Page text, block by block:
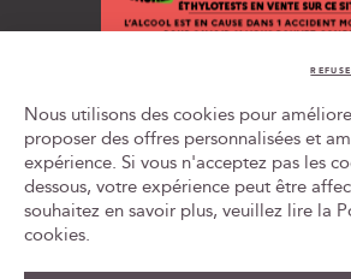
n
r
e
n
e
w
s
CONSOMMER AVEC
Nous utilisons des cookies pour
proposer des offres personnalisées et
expérience. Si vous n'acceptez pas les
dessous, votre expérience peut être
souhaitez en savoir plus, veuillez lire la
cookies.